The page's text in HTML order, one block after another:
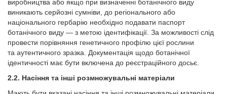
виробництва або якщо при визначенні ботанічного виду
виникають серйозні сумніви, до регіонального або
національного гербарію необхідно подавати паспорт
ботанічного виду — з метою ідентифікації. За можливості слід
провести порівняння генетичного профілю цієї рослини
та аутентичного зразка. Документація щодо ботанічної
ідентичності має бути включена до реєстраційного досьє.
2.2. Насіння та інші розмножувальні матеріали